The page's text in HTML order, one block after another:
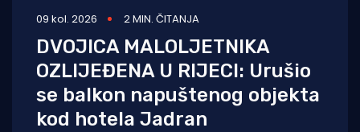
09 kol. 2026 2 MIN. ČITANJA
DVOJICA MALOLJETNIKA
OZLIJEĐENA U RIJECI: Urušio
se balkon napuštenog objekta
kod hotela Jadran